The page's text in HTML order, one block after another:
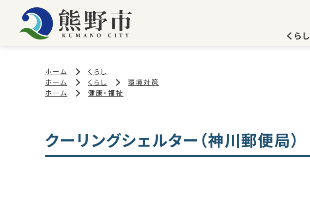
くらし
ホーム
くらし
ホーム
くらし
環境対策
ホーム
健康・福祉
クーリングシェルター（神川郵便局）